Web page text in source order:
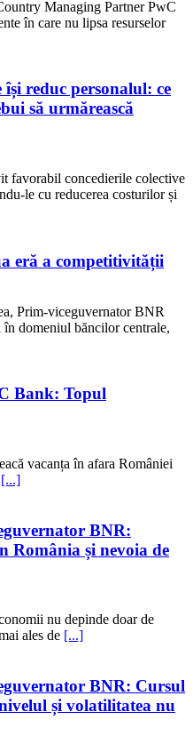
Managing Partner PwC
în care nu lipsa resurselor
reduc personalul: ce
să urmărească
favorabil concedierile colective
le cu reducerea costurilor și
eră a competitivității
Prim-viceguvernator BNR
domeniul băncilor centrale,
Bank: Topul
vacanța în afara României
[...]
BNR:
România și nevoia de
nu depinde doar de
ales de [...]
BNR: Cursul
și volatilitatea nu